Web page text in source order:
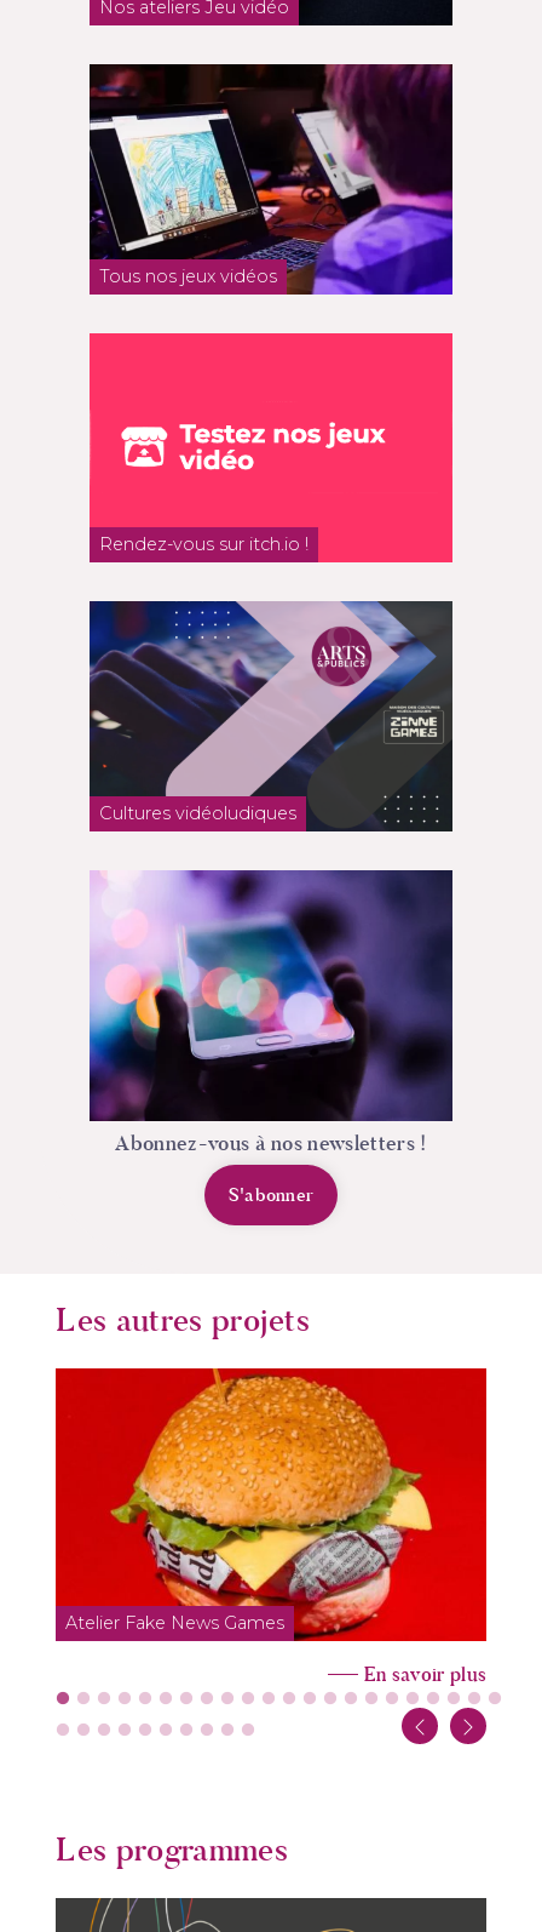
Nos ateliers Jeu vidéo
Tous nos jeux vidéos
Rendez-vous sur itch.io !
Cultures vidéoludiques
Abonnez-vous à nos newsletters !
S'abonner
Les autres projets
Atelier Fake News Games
En savoir plus
Les programmes